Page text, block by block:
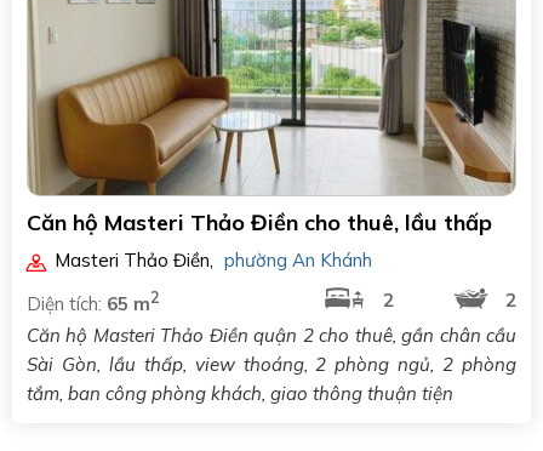
Căn hộ Masteri Thảo Điền cho thuê, lầu thấp
Masteri Thảo Điền
phường An Khánh
Diện tích: 65 m2 2
2
Căn hộ Masteri Thảo Điền quận 2 cho thuê, gần chân cầu
Sài Gòn, lầu thấp, view thoáng, 2 phòng ngủ, 2 phòng
tắm, ban công phòng khách, giao thông thuận tiện